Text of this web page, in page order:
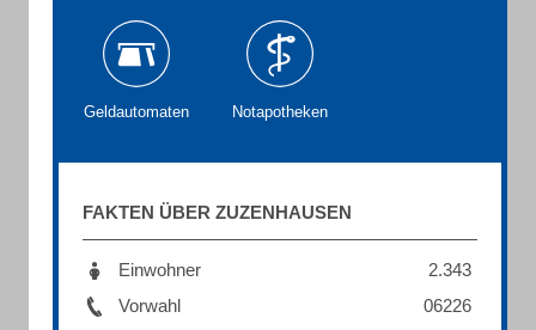
Geldautomaten Notapotheken
FAKTEN ÜBER ZUZENHAUSEN
Einwohner
2.343
Vorwahl
06226